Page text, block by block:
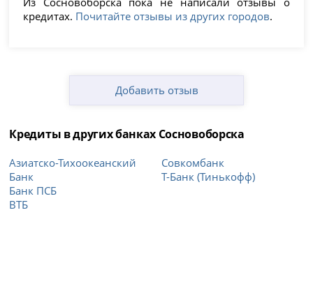
кредитах. Почитайте отзывы из других городов.
Добавить отзыв
Кредиты в других банках Сосновоборска
Азиатско-Тихоокеанский
Банк
Банк ПСБ
ВТБ
Совкомбанк
Т-Банк (Тинькофф)